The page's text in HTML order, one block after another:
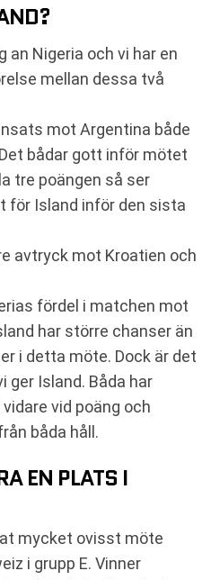
an Nigeria och vi har en
mellan dessa två
mot Argentina både
bådar gott inför mötet
tre poängen så ser
för Island inför den sista
avtryck mot Kroatien och
fördel i matchen mot
har större chanser än
i detta möte. Dock är det
ger Island. Båda har
vid poäng och
båda håll.
EN PLATS I
mycket ovisst möte
i grupp E. Vinner